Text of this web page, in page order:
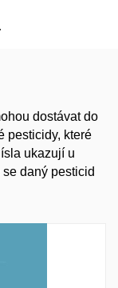
dostávat do
pesticidy, které
ukazují u
daný pesticid